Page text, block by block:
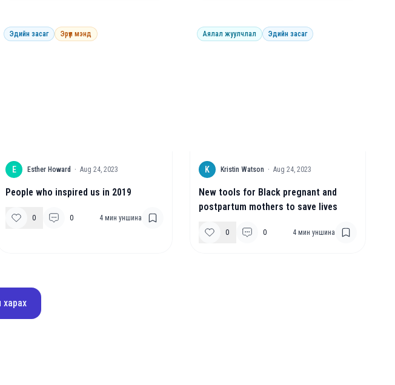
Эдийн засаг Эрүүл мэнд
E Esther Howard · Aug 24, 2023
People who inspired us in 2019
0 0 4 мин уншина
Аялал жуулчлал Эдийн засаг
K Kristin Watson · Aug 24, 2023
New tools for Black pregnant and
postpartum mothers to save lives
0 0 4 мин уншина
харах